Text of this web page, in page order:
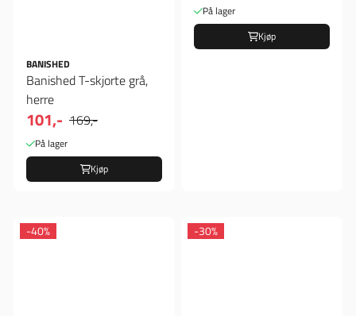
BANISHED
Banished T-skjorte grå,
herre
101,- 169,-
På lager
Kjøp
På lager
Kjøp
-40% -30%